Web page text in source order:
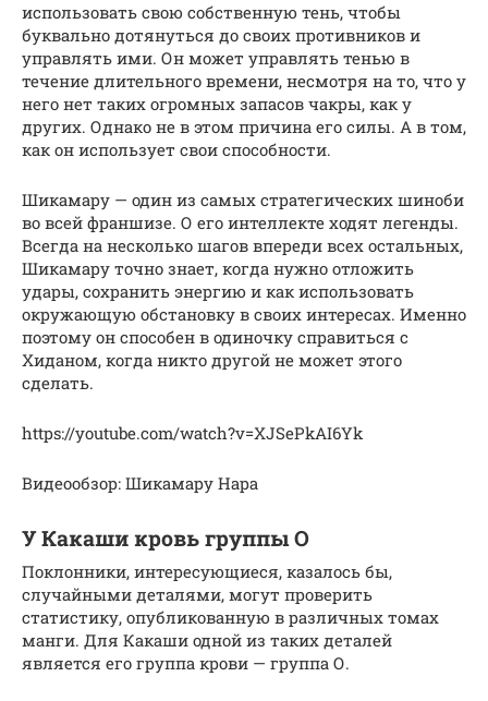
использовать свою собственную тень, чтобы
буквально дотянуться до своих противников и
управлять ими. Он может управлять тенью в
течение длительного времени, несмотря на то, что у
него нет таких огромных запасов чакры, как у
других. Однако не в этом причина его силы. А в том,
как он использует свои способности.
Шикамару — один из самых стратегических шиноби
во всей франшизе. О его интеллекте ходят легенды.
Всегда на несколько шагов впереди всех остальных,
Шикамару точно знает, когда нужно отложить
удары, сохранить энергию и как использовать
окружающую обстановку в своих интересах. Именно
поэтому он способен в одиночку справиться с
Хиданом, когда никто другой не может этого
сделать.
https://youtube.com/watch?v=XJSePkAI6Yk
Видеообзор: Шикамару Нара
У Какаши кровь группы О
Поклонники, интересующиеся, казалось бы,
случайными деталями, могут проверить
статистику, опубликованную в различных томах
манги. Для Какаши одной из таких деталей
является его группа крови — группа О.